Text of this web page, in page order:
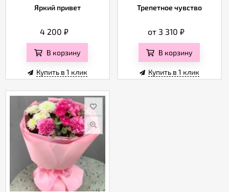
Яркий привет
4 200₽
В корзину
Купить в 1 клик
Трепетное чувство
от 3 310₽
В корзину
Купить в 1 клик